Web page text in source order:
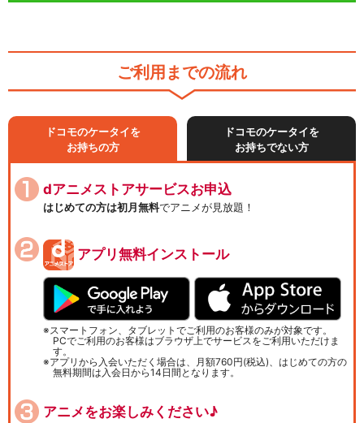
ご利用までの流れ
ドコモのケータイを
お持ちの方
ドコモのケータイを
お持ちでない方
dアニメストアサービスお申込
はじめての方は初月無料でアニメが見放題！
アプリ無料インストール
スマートフォン、タブレットでご利用のお客様のみが対象です。
PCでご利用のお客様はブラウザ上でサービスをご利用いただけま
す。
アプリから入会いただく場合は、月額760円(税込)、はじめての方の
無料期間は入会日から14日間となります。
アニメをお楽しみください♪